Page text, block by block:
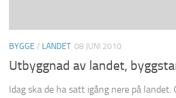
BYGGE / LANDET 08 JUNI 2010
Utbyggnad av landet,
Idag ska de ha satt igång nere på